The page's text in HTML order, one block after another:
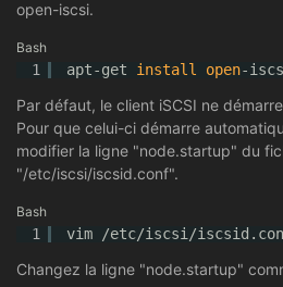
open-iscsi.
Bash
1 apt-get install open-
Par défaut, le client iSCSI ne
Pour que celui-ci démarre
modifier la ligne "node.startup" du
"/etc/iscsi/iscsid.conf".
Bash
1 vim /etc/iscsi/iscsid
Changez la ligne "node.startup"